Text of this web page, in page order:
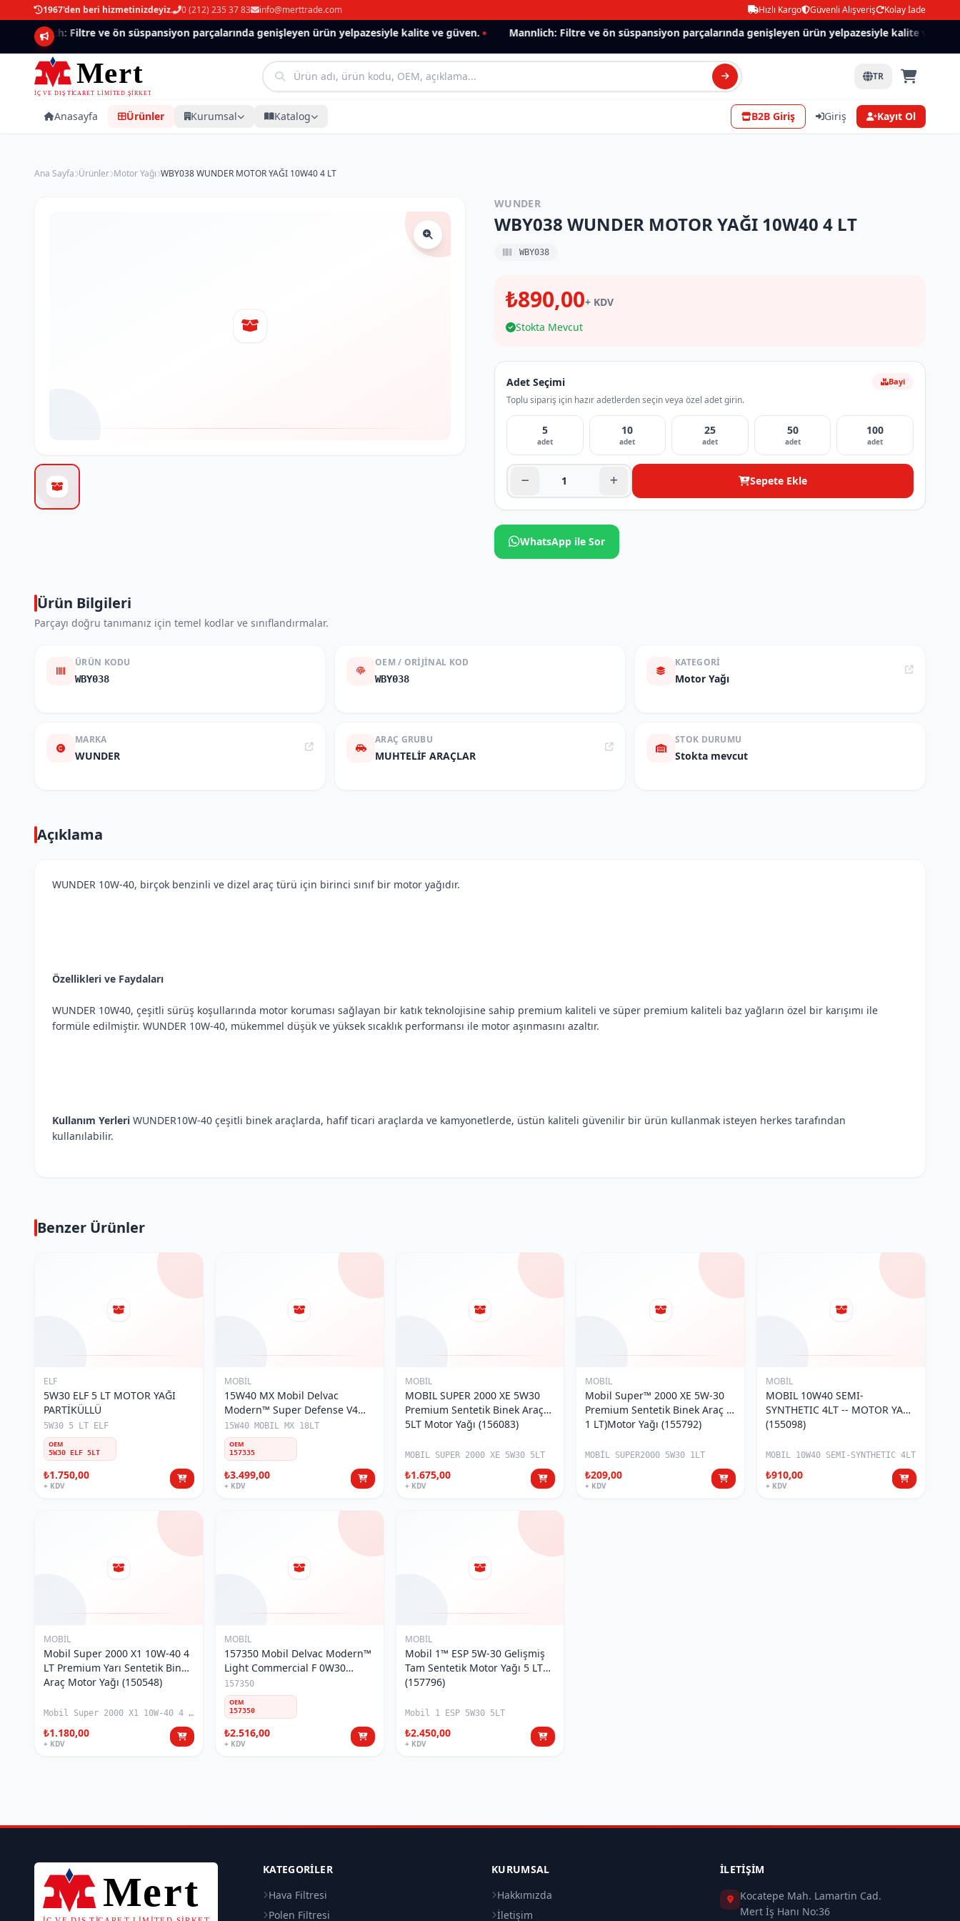
1967'den beri hizmetinizdeyiz. 0 (212) 235 37 83 info@merttrade.com Hızlı Kargo Güvenli Alışveriş Kolay İade
Mannlich: Filtre ve ön süspansiyon parçalarında genişleyen ürün yelpazesiyle kalite ve güven. Mannlich: Filtre ve ön süspansiyon parçalarında genişleyen ürün yelpazesiyle kalite ve güven.
TR
Anasayfa Ürünler Kurumsal Katalog B2B Giriş Giriş Kayıt Ol
Ana Sayfa Ürünler Motor Yağı WBY038 WUNDER MOTOR YAĞI 10W40 4 LT
WUNDER
WBY038 WUNDER MOTOR YAĞI 10W40 4 LT
WBY038
₺890,00+ KDV
Stokta Mevcut
Adet Seçimi
Toplu sipariş için hazır adetlerden seçin veya özel adet girin.
Bayi
5
adet
10
adet
25
adet
50
adet
100
adet
Sepete Ekle
WhatsApp ile Sor
Ürün Bilgileri
Parçayı doğru tanımanız için temel kodlar ve sınıflandırmalar.
ÜRÜN KODU
WBY038
OEM / ORIJINAL KOD
WBY038
KATEGORI
Motor Yağı
MARKA
WUNDER
ARAÇ GRUBU
MUHTELİF ARAÇLAR
STOK DURUMU
Stokta mevcut
Açıklama
WUNDER 10W-40, birçok benzinli ve dizel araç türü için birinci sınıf bir motor yağıdır.
Özellikleri ve Faydaları
WUNDER 10W40, çeşitli sürüş koşullarında motor koruması sağlayan bir katık teknolojisine sahip premium kaliteli ve süper premium kaliteli baz yağların özel bir karışımı ile
formüle edilmiştir. WUNDER 10W-40, mükemmel düşük ve yüksek sıcaklık performansı ile motor aşınmasını azaltır.
Kullanım Yerleri WUNDER10W-40 çeşitli binek araçlarda, hafif ticari araçlarda ve kamyonetlerde, üstün kaliteli güvenilir bir ürün kullanmak isteyen herkes tarafından
kullanılabilir.
Benzer Ürünler
ELF
5W30 ELF 5 LT MOTOR YAĞI
PARTİKÜLLÜ
5W30 5 LT ELF
OEM
5W30 ELF 5LT
₺1.750,00
+ KDV
MOBİL
15W40 MX Mobil Delvac
Modern™ Super Defense V4
18LT TENEKE MOTOR YAĞI
(157335)
15W40 MOBIL MX 18LT
OEM
157335
₺3.499,00
+ KDV
MOBİL
MOBIL SUPER 2000 XE 5W30
Premium Sentetik Binek Araç
5LT Motor Yağı (156083)
MOBIL SUPER 2000 XE 5W30 5LT
₺1.675,00
+ KDV
MOBİL
Mobil Super™ 2000 XE 5W-30
Premium Sentetik Binek Araç (
1 LT)Motor Yağı (155792)
MOBİL SUPER2000 5W30 1LT
₺209,00
+ KDV
MOBİL
MOBIL 10W40 SEMI-
SYNTHETIC 4LT -- MOTOR YAĞI
(155098)
MOBIL 10W40 SEMI-SYNTHETIC 4LT
₺910,00
+ KDV
MOBİL
Mobil Super 2000 X1 10W-40 4
LT Premium Yarı Sentetik Binek
Araç Motor Yağı (150548)
Mobil Super 2000 X1 10W-40 4 LT
₺1.180,00
+ KDV
MOBİL
157350 Mobil Delvac Modern™
Light Commercial F 0W30
MOTOR YAĞI 7 LT
157350
OEM
157350
₺2.516,00
+ KDV
MOBİL
Mobil 1™ ESP 5W-30 Gelişmiş
Tam Sentetik Motor Yağı 5 LT
(157796)
Mobil 1 ESP 5W30 5LT
₺2.450,00
+ KDV
KATEGORILER
Hava Filtresi
Polen Filtresi
KURUMSAL
Hakkımızda
İletişim
İLETIŞIM
Kocatepe Mah. Lamartin Cad.
Mert İş Hanı No:36